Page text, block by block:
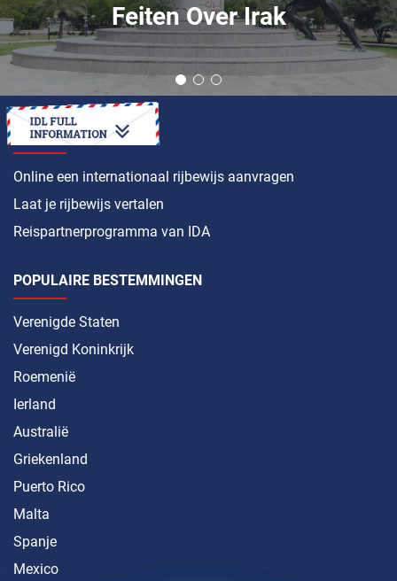
Feiten Over Irak
HOE
Online een internationaal rijbewijs aanvragen
Laat je rijbewijs vertalen
Reispartnerprogramma van IDA
POPULAIRE BESTEMMINGEN
Verenigde Staten
Verenigd Koninkrijk
Roemenië
Ierland
Australië
Griekenland
Puerto Rico
Malta
Spanje
Mexico